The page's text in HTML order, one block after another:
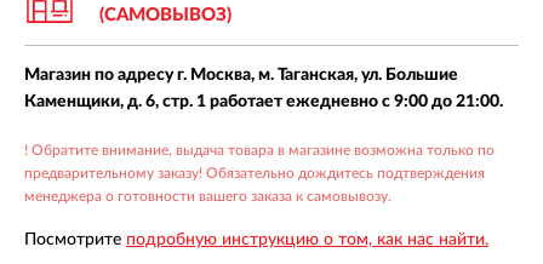
(САМОВЫВОЗ)
Магазин по адресу г. Москва, м. Таганская, ул. Большие
Каменщики, д. 6, стр. 1 работает ежедневно с 9:00 до 21:00.
! Обратите внимание, выдача товара в магазине возможна только по
предварительному заказу! Обязательно дождитесь подтверждения
менеджера о готовности вашего заказа к самовывозу.
Посмотрите подробную инструкцию о том, как нас найти.